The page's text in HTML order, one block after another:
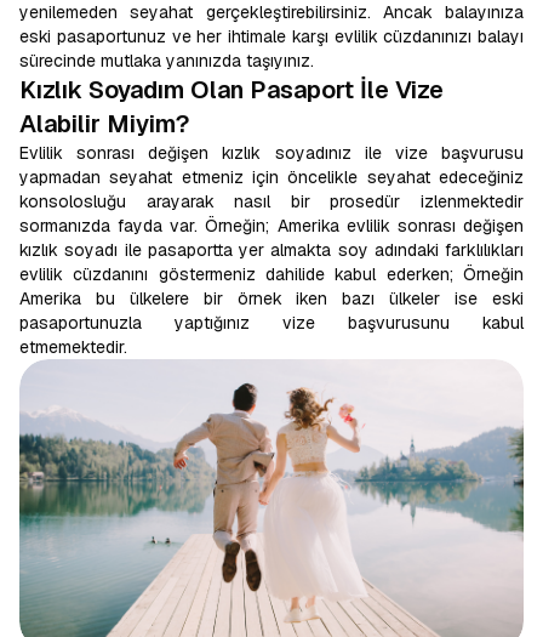
yenilemeden seyahat gerçekleştirebilirsiniz. Ancak balayınıza
eski pasaportunuz ve her ihtimale karşı evlilik cüzdanınızı balayı
sürecinde mutlaka yanınızda taşıyınız.
Kızlık Soyadım Olan Pasaport İle Vize
Alabilir Miyim?
Evlilik sonrası değişen kızlık soyadınız ile vize başvurusu
yapmadan seyahat etmeniz için öncelikle seyahat edeceğiniz
konsolosluğu arayarak nasıl bir prosedür izlenmektedir
sormanızda fayda var. Örneğin; Amerika evlilik sonrası değişen
kızlık soyadı ile pasaportta yer almakta soy adındaki farklılıkları
evlilik cüzdanını göstermeniz dahilide kabul ederken; Örneğin
Amerika bu ülkelere bir örnek iken bazı ülkeler ise eski
pasaportunuzla yaptığınız vize başvurusunu kabul
etmemektedir.